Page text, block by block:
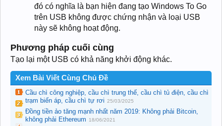
đó có nghĩa là bạn hiện đang tạo Windows To Go
trên USB không được chứng nhận và loại USB
này sẽ không hoạt động.
Phương pháp cuối cùng
Tạo lại một USB có khả năng khởi động khác.
Xem Bài Viết Cùng Chủ Đề
Cầu chì công nghiệp, cầu chì trung thế, cầu chì tủ điện, cầu chì
trạm biến áp, cầu chì tự rơi 25/03/2025
Đồng tiền ảo tăng mạnh nhất năm 2019: Không phải Bitcoin,
không phải Ethereum
18/06/2021